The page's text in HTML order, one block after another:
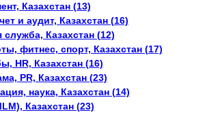
Казахстан (13)
и аудит, Казахстан (16)
служба, Казахстан (12)
фитнес, спорт, Казахстан (17)
HR, Казахстан (16)
PR, Казахстан (23)
наука, Казахстан (14)
Казахстан (23)